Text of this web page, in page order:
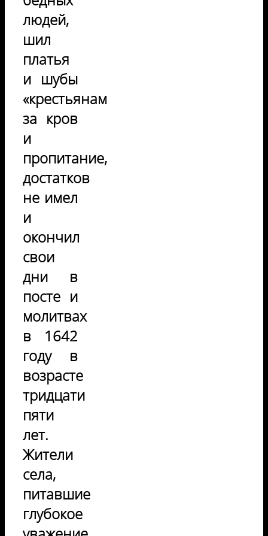
людей,
шил
платья
и шубы
«крестьянам
за кров
и
пропитание,
достатков
не имел
и
окончил
свои
дни в
посте и
молитвах
в 1642
году в
возрасте
тридцати
пяти
лет.
Жители
села,
питавшие
глубокое